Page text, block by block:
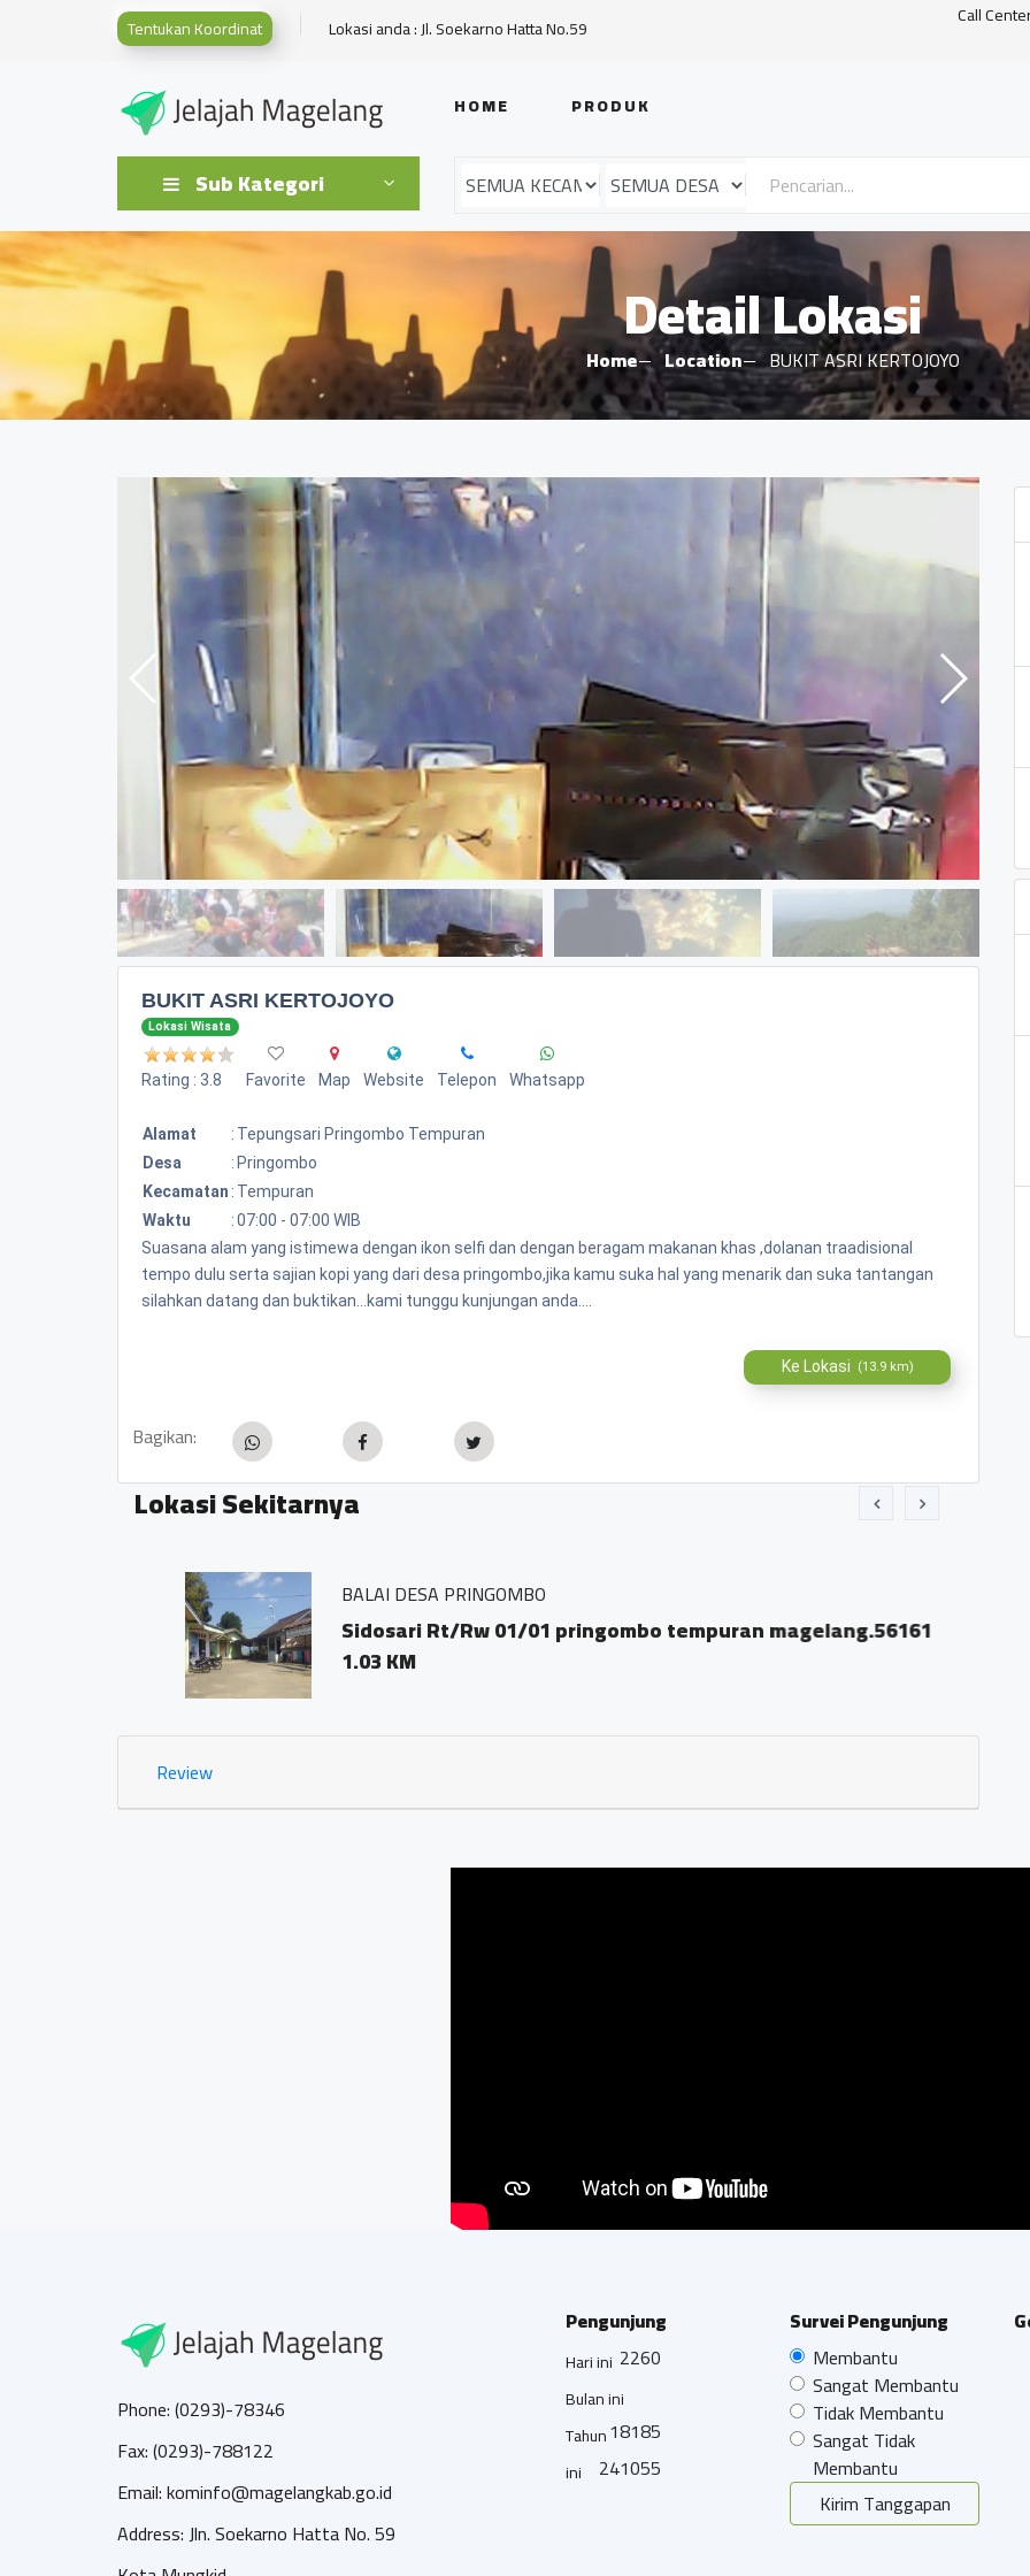
Tentukan Koordinat Lokasi anda : Jl. Soekarno Hatta No.59 Call
HOME PRODUK
Sub Kategori
Detail Lokasi
Home Location BUKIT ASRI KERTOJOYO
BUKIT ASRI KERTOJOYO
Lokasi Wisata
Rating : 3.8 Favorite Map Website Telepon Whatsapp
Alamat : Tepungsari Pringombo Tempuran
Desa
: Pringombo
Kecamatan : Tempuran
Waktu
:07:00 - 07:00 WIB
Suasana alam yang istimewa dengan ikon selfi dan dengan beragam makanan khas ,dolanan traadisional
tempo dulu serta sajian kopi yang dari desa pringombo,jika kamu suka hal yang menarik dan suka tantangan
silahkan datang dan buktikan...kami tunggu kunjungan anda....
Ke Lokasi (13.9 km)
Bagikan:
Lokasi Sekitarnya
BALAI DESA PRINGOMBO
Sidosari Rt/Rw 01/01 pringombo tempuran magelang.56161
1.03 KM
Review
Phone: (0293)-78346
Fax: (0293)-788122
Email: kominfo@magelangkab.go.id
Address: Jln. Soekarno Hatta No. 59
Pengunjung
Hari ini 2260
Bulan ini
18185
Tahun
ini
241055
Survei Pengunjung
Membantu
Sangat Membantu
Tidak Membantu
Sangat Tidak
Membantu
Kirim Tanggapan